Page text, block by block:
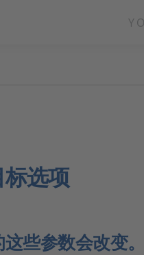
标选项
些参数会改变。